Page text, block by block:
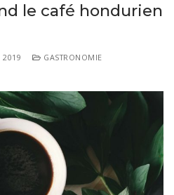
le café hondurien
2019
GASTRONOMIE